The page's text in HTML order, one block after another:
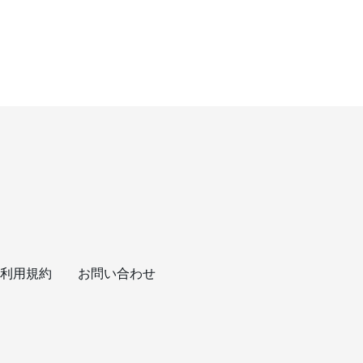
利用規約 お問い合わせ